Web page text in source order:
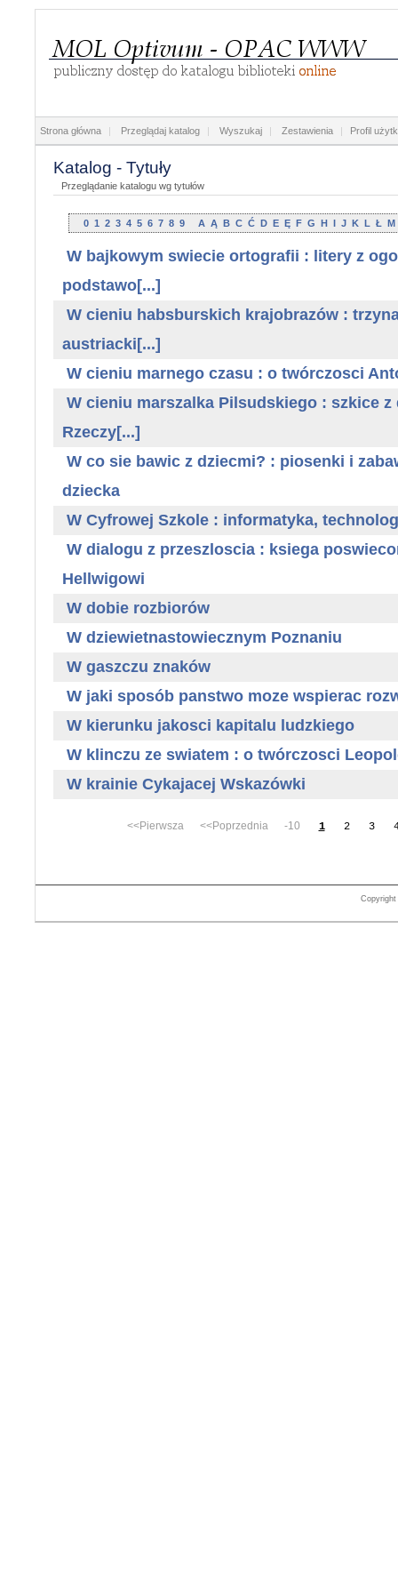
Strona główna | Przeglądaj katalog | Wyszukaj | Zestawienia | Profil
Katalog - Tytuły
Przeglądanie katalogu wg tytułów
0 1 2 3 4 5 6 7 8 9 A Ą B C Ć D E Ę F G H I J K L Ł M
W bajkowym swiecie ortografii : litery z
podstawo[...]
W cieniu habsburskich krajobrazów :
austriacki[...]
W cieniu marnego czasu : o twórczosci
W cieniu marszalka Pilsudskiego : szkice
Rzeczy[...]
W co sie bawic z dziecmi? : piosenki i
dziecka
W Cyfrowej Szkole : informatyka,
W dialogu z przeszloscia : ksiega
Hellwigowi
W dobie rozbiorów
W dziewietnastowiecznym Poznaniu
W gaszczu znaków
W jaki sposób panstwo moze wspierac
W kierunku jakosci kapitalu ludzkiego
W klinczu ze swiatem : o twórczosci
W krainie Cykajacej Wskazówki
<<Pierwsza <<Poprzednia -10 1 2 3